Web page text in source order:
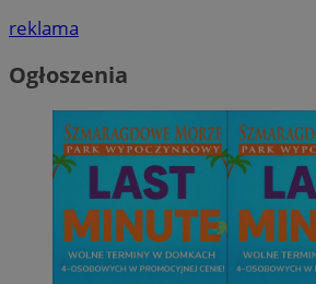
reklama
Ogłoszenia